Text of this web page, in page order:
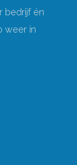
bedrijf én
weer in